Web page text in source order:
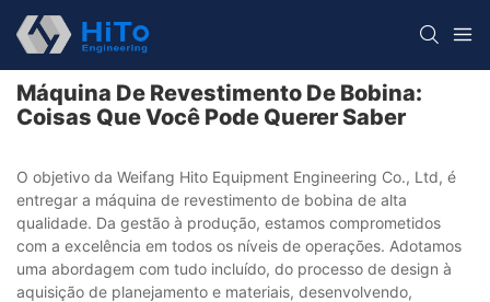
Máquina De Revestimento De Bobina:
Coisas Que Você Pode Querer Saber
O objetivo da Weifang Hito Equipment Engineering Co., Ltd, é
entregar a máquina de revestimento de bobina de alta
qualidade. Da gestão à produção, estamos comprometidos
com a excelência em todos os níveis de operações. Adotamos
uma abordagem com tudo incluído, do processo de design à
aquisição de planejamento e materiais, desenvolvendo,